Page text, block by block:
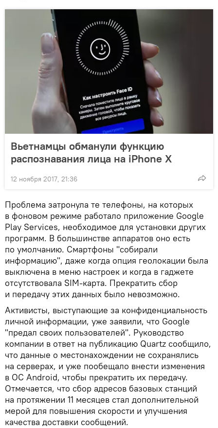
Вьетнамцы обманули функцию
распознавания лица на iPhone X
12 ноября 2017, 21:36
Проблема затронула те телефоны, на которых
в фоновом режиме работало приложение Google
Play Services, необходимое для установки других
программ. В большинстве аппаратов оно есть
по умолчанию. Смартфоны "собирали
информацию", даже когда опция геолокации была
выключена в меню настроек и когда в гаджете
отсутствовала SIM-карта. Прекратить сбор
и передачу этих данных было невозможно.
Активисты, выступающие за конфиденциальность
личной информации, уже заявили, что Google
"предал своих пользователей". Руководство
компании в ответ на публикацию Quartz сообщило,
что данные о местонахождении не сохранялись
на серверах, и уже пообещало внести изменения
в ОС Android, чтобы прекратить их передачу.
Отмечается, что сбор адресов базовых станций
на протяжении 11 месяцев стал дополнительной
мерой для повышения скорости и улучшения
качества доставки сообщений.